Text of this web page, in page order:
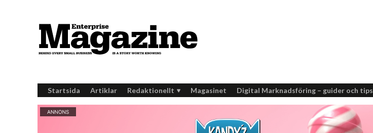
Startsida Artiklar Redaktionellt Magasinet Digital Marknadsföring – guider och tips